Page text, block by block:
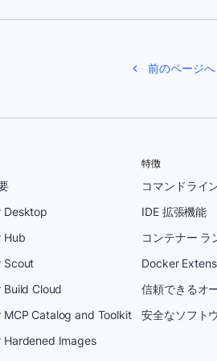
前のページへ
Desktop
Hub
Scout
Build Cloud
MCP Catalog and Toolkit
Hardened Images
特徴
コマンドライ
IDE 拡張機能
コンテナー ラ
Docker
信頼できるオ
安全なソフト